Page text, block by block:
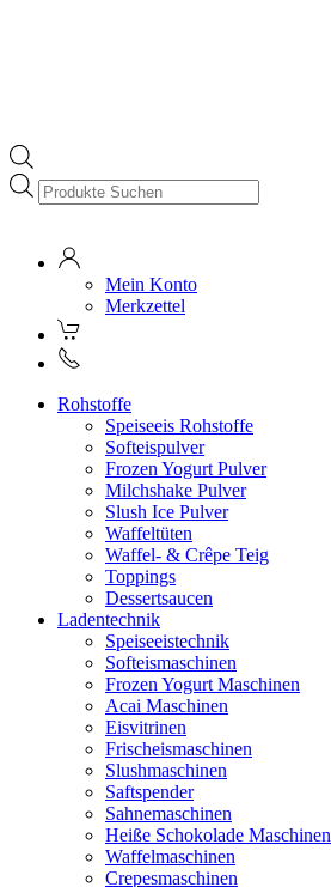
Products
search
Mein Konto
Merkzettel
Rohstoffe
Speiseeis Rohstoffe
Softeispulver
Frozen Yogurt Pulver
Milchshake Pulver
Slush Ice Pulver
Waffeltüten
Waffel- & Crêpe Teig
Toppings
Dessertsaucen
Ladentechnik
Speiseeistechnik
Softeismaschinen
Frozen Yogurt Maschinen
Acai Maschinen
Eisvitrinen
Frischeismaschinen
Slushmaschinen
Saftspender
Sahnemaschinen
Heiße Schokolade Maschinen
Waffelmaschinen
Crepesmaschinen